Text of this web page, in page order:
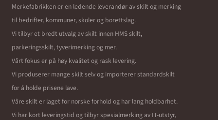
Merkefabrikken er en ledende leverandør av skilt og merking
til bedrifter, kommuner, skoler og borettslag.
Vi tilbyr et bredt utvalg av skilt innen HMS skilt,
parkeringsskilt, tyverimerking og mer.
Vårt fokus er på høy kvalitet og rask levering.
Vi produserer mange skilt selv og importerer standardskilt
for å holde prisene lave.
Våre skilt er laget for norske forhold og har lang holdbarhet.
Vi har kort leveringstid og tilbyr spesialmerking av IT-utstyr,